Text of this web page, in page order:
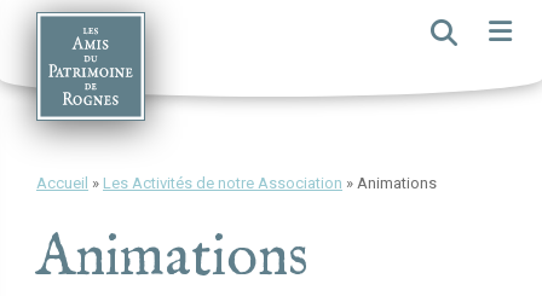
content
Accueil » Les Activités de notre Association » Animations
Animations